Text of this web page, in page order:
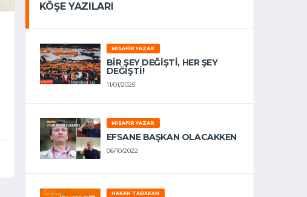
KÖŞE YAZILARI
MISAFIR YAZAR
BIR ŞEY DEĞIŞTI, HER ŞEY
DEĞIŞTI!
11/01/2025
MISAFIR YAZAR
EFSANE BAŞKAN OLACAKKEN
06/10/2022
HAKAN TABAKAN